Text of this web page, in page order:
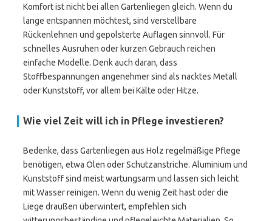
Komfort ist nicht bei allen Gartenliegen gleich. Wenn du
lange entspannen möchtest, sind verstellbare
Rückenlehnen und gepolsterte Auflagen sinnvoll. Für
schnelles Ausruhen oder kurzen Gebrauch reichen
einfache Modelle. Denk auch daran, dass
Stoffbespannungen angenehmer sind als nacktes Metall
oder Kunststoff, vor allem bei Kälte oder Hitze.
Wie viel Zeit will ich in Pflege investieren?
Bedenke, dass Gartenliegen aus Holz regelmäßige Pflege
benötigen, etwa Ölen oder Schutzanstriche. Aluminium und
Kunststoff sind meist wartungsarm und lassen sich leicht
mit Wasser reinigen. Wenn du wenig Zeit hast oder die
Liege draußen überwintert, empfehlen sich